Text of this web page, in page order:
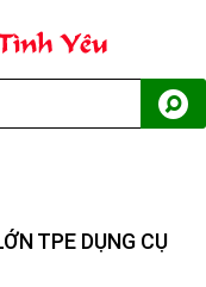
TPE DỤNG CỤ